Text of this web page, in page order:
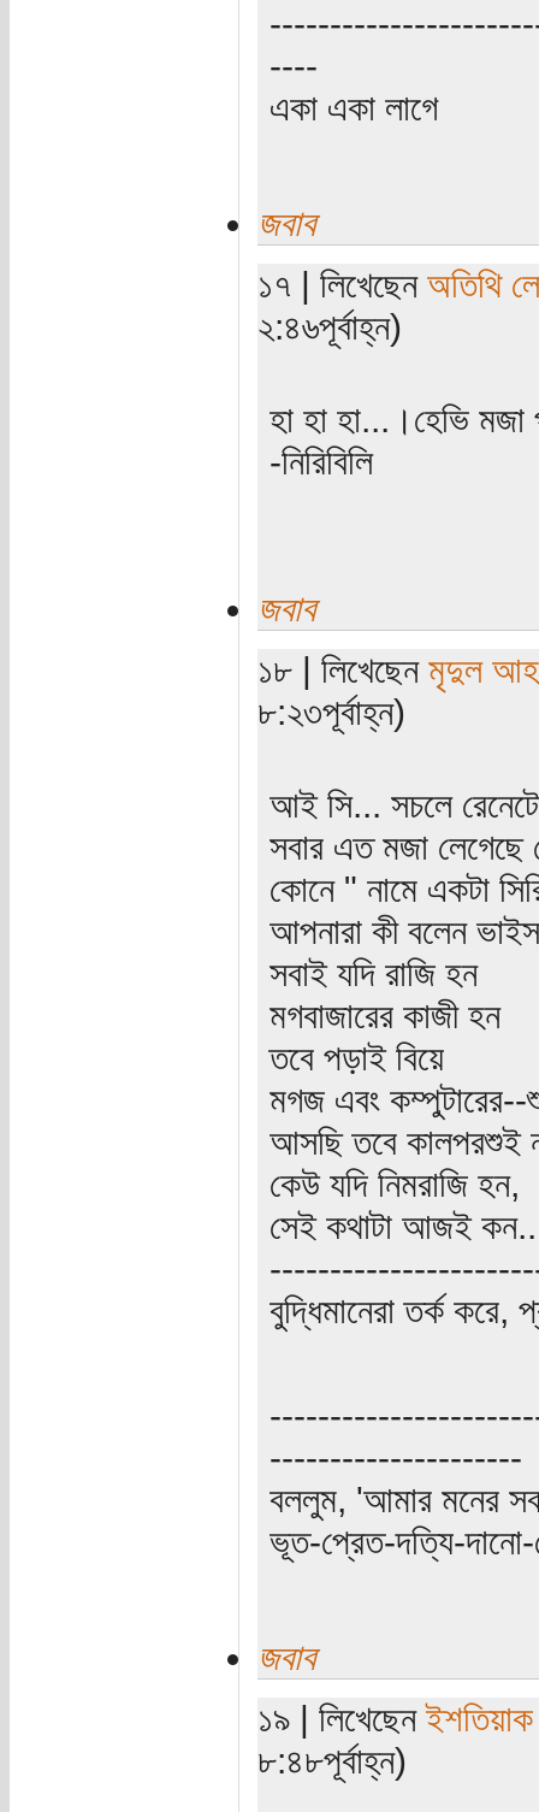
----
একা একা লাগে
জবাব
১৭ | লিখেছেন অতিথি
২:৪৬পূর্বাহ্ন)
হা হা হা...।হেভি মজা
-নিরিবিলি
জবাব
১৮ | লিখেছেন মৃদুল
৮:২৩পূর্বাহ্ন)
আই সি... সচলে
সবার এত মজা লেগেছে
কোনে " নামে একটা
আপনারা কী বলেন
সবাই যদি রাজি হন
মগবাজারের কাজী হন
তবে পড়াই বিয়ে
মগজ এবং কম্পুটারের--
আসছি তবে কালপরশুই
কেউ যদি নিমরাজি হন,
সেই কথাটা আজই
বুদ্ধিমানেরা তর্ক করে,
---------------------
বললুম, 'আমার মনের
ভূত-প্রেত-দত্যি-দানো-
জবাব
১৯ | লিখেছেন
৮:৪৮পূর্বাহ্ন)